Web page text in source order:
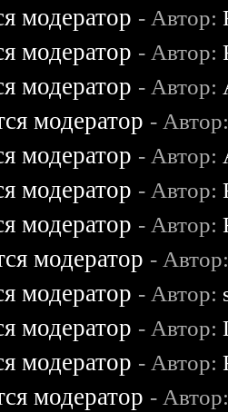
модератор - Автор:
модератор - Автор:
модератор - Автор:
модератор -
модератор - Автор:
модератор - Автор:
модератор - Автор:
модератор -
модератор - Автор:
модератор - Автор:
модератор - Автор:
модератор -